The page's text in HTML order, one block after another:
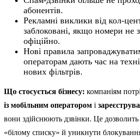
абонентів.
Рекламні виклики від кол-
заблоковані, якщо номери не
офіційно.
Нові правила
операторам дають час на
нових фільтрів.
Що стосується бізнесу: компаніям
із мобільним оператором і
вони здійснюють дзвінки. Це
«білому списку» й уникнути